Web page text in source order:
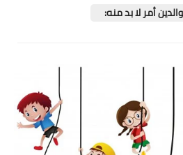
بلوجر
تطبيقات
العملات الرقمية